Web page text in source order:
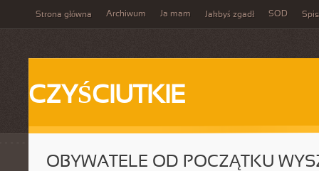
Strona główna Archiwum Ja mam Jakbyś zgadł SOD
CZYŚCIUTKIE
OBYWATELE OD POCZĄTKU